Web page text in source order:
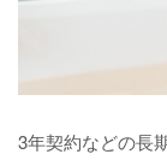
3年契約などの長